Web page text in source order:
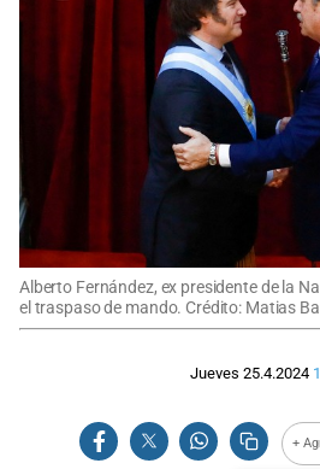
Alberto Fernández, ex presidente de la
el traspaso de mando. Crédito: Matias
Jueves 25.4.2024
+